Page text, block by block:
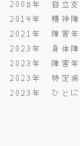
2008年 自立支
2019年 精神障
2021年 障害年
2023年 身体障
2023年 障害年
2023年 特定疾
2023年 ひとに